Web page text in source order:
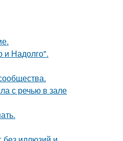
и Надолго".
с речью в зале